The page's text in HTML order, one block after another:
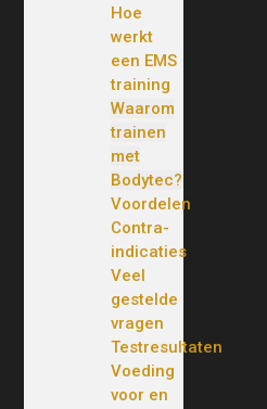
Hoe
werkt
een EMS
training
Waarom
trainen
met
Bodytec?
Voordelen
Contra-
indicaties
Veel
gestelde
vragen
Testresultaten
Voeding
voor en